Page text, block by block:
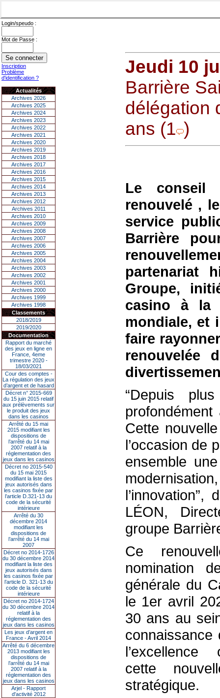
Login/speudo :
Mot de Passe :
Inscription
Problème
d'identification ?
Actualités
Archives 2026
Archives 2025
Archives 2024
Archives 2023
Archives 2022
Archives 2021
Archives 2020
Archives 2019
Archives 2018
Archives 2017
Archives 2016
Archives 2015
Archives 2014
Archives 2013
Archives 2012
Archives 2011
Archives 2010
Archives 2009
Archives 2008
Archives 2007
Archives 2006
Archives 2005
Archives 2004
Archives 2003
Archives 2002
Archives 2001
Archives 2000
Archives 1999
Archives 1998
Classements
2018/2019
2019/2020
Documentation
Rapport du marché
des jeux en ligne en
France, 4eme
trimestre 2020 -
18/03/2021
Cour des comptes -
La régulation des jeux
d’argent et de hasard
Décret n° 2015-669
du 15 juin 2015 relatif
aux prélèvements sur
le produit des jeux
dans les casinos
Arrêté du 15 mai
2015 modifiant les
dispositions de
l’arrêté du 14 mai
2007 relatif à la
réglementation des
jeux dans les casinos
Décret no 2015-540
du 15 mai 2015
modifiant la liste des
jeux autorisés dans
les casinos fixée par
l’article D.321-13 du
code de la sécurité
intérieure
Arrêté du 30
décembre 2014
modifiant les
dispositions de
l’arrêté du 14 mai
2007
Décret no 2014-1726
du 30 décembre 2014
modifiant la liste des
jeux autorisés dans
les casinos fixée par
l’article D. 321-13 du
code de la sécurité
intérieure
Décret no 2014-1724
du 30 décembre 2014
relatif à la
réglementation des
jeux dans les casinos
Les jeux d’argent en
France - Avril 2014
Arrêté du 6 décembre
2013 modifiant les
dispositions de
l’arrêté du 14 mai
2007 relatif à la
réglementation des
jeux dans les casinos
Arjel - Rapport
d'activité 2012
Jeudi 10
Barrière
délégation
ans (1 )
Le
renouvelé ,
service
Barrière
partenariat
Groupe,
casino à la
mondiale, et
faire
renouvelée
“Depuis
Cette
l’occasion de
ensemble
LÉON,
groupe
Ce
nomination
générale du
le 1er avril
30 ans au
l’excellence
cette
stratégique.